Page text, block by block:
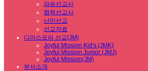
파송선교사
협력선교사
난민선교
선교자료
디아스포라 선교(JM)
Joyful Mission Kid's (JMK)
Joyful Mission Junior (JMJ)
Joyful Mission(JM)
부서소개